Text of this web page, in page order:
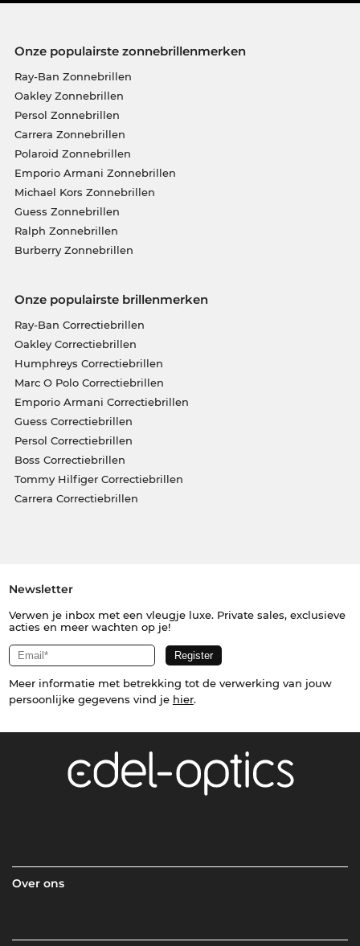
Onze populairste zonnebrillenmerken
Ray-Ban Zonnebrillen
Oakley Zonnebrillen
Persol Zonnebrillen
Carrera Zonnebrillen
Polaroid Zonnebrillen
Emporio Armani Zonnebrillen
Michael Kors Zonnebrillen
Guess Zonnebrillen
Ralph Zonnebrillen
Burberry Zonnebrillen
Onze populairste brillenmerken
Ray-Ban Correctiebrillen
Oakley Correctiebrillen
Humphreys Correctiebrillen
Marc O Polo Correctiebrillen
Emporio Armani Correctiebrillen
Guess Correctiebrillen
Persol Correctiebrillen
Boss Correctiebrillen
Tommy Hilfiger Correctiebrillen
Carrera Correctiebrillen
Newsletter
Verwen je inbox met een vleugje luxe. Private sales, exclusieve
acties en meer wachten op je!
Meer informatie met betrekking tot de verwerking van jouw
persoonlijke gegevens vind je hier.
Over ons